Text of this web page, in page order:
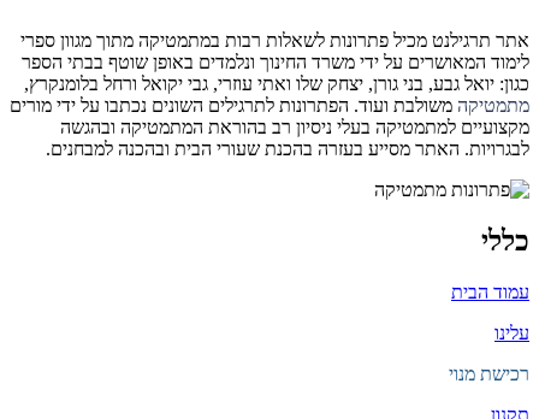
אתר תרגילנט מכיל פתרונות לשאלות רבות במתמטיקה מתוך מגוון ספרי
לימוד המאושרים על ידי משרד החינוך ונלמדים באופן שוטף בבתי הספר
כגון: יואל גבע, בני גורן, יצחק שלו ואתי עוזרי, גבי יקואל ורחל בלומנקרץ,
מתמטיקה משולבת ועוד. הפתרונות לתרגילים השונים נכתבו על ידי מורים
מקצועיים למתמטיקה בעלי ניסיון רב בהוראת המתמטיקה ובהגשה
לבגרויות. האתר מסייע בעזרה בהכנת שעורי הבית ובהכנה למבחנים.
כללי
עמוד הבית
עלינו
רכישת מנוי
תקנון